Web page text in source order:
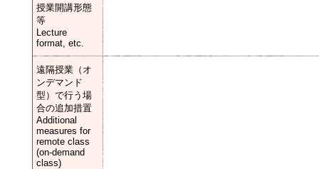
授業開講形態
等
Lecture
format, etc.
遠隔授業（オ
ンデマンド
型）で行う場
合の追加措置
Additional
measures for
remote class
(on-demand
class)